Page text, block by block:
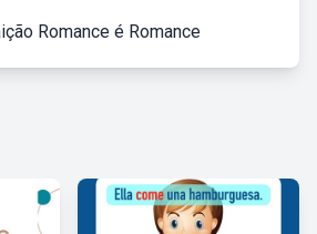
Romance é Romance